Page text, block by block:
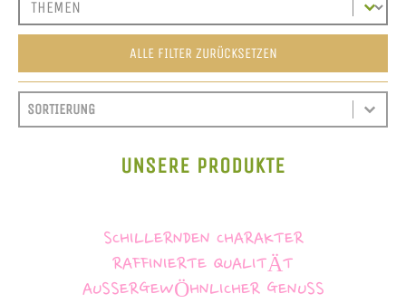
ALLE FILTER ZURÜCKSETZEN
SORTIEREN
SORT CONTENT
SORT CONTENT
UNSERE PRODUKTE
SCHILLERNDEN CHARAKTER
RAFFINIERTE QUALITÄT
AUSSERGEWÖHNLICHER GENUSS